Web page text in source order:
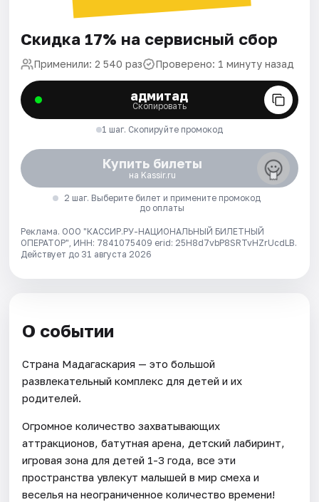
Скидка 17% на сервисный сбор
Применили: 2 540 раз Проверено: 1 минуту назад
адмитад
Скопировать
1 шаг. Скопируйте промокод
Купить билеты
на Kassir.ru
2 шаг. Выберите билет и примените промокод
до оплаты
Реклама. ООО "КАССИР.РУ-НАЦИОНАЛЬНЫЙ БИЛЕТНЫЙ
ОПЕРАТОР", ИНН: 7841075409 erid: 25H8d7vbP8SRTvHZrUcdLB.
Действует до 31 августа 2026
О событии
Страна Мадагаскария — это большой
развлекательный комплекс для детей и их
родителей.
Огромное количество захватывающих
аттракционов, батутная арена, детский лабиринт,
игровая зона для детей 1-3 года, все эти
пространства увлекут малышей в мир смеха и
веселья на неограниченное количество времени!